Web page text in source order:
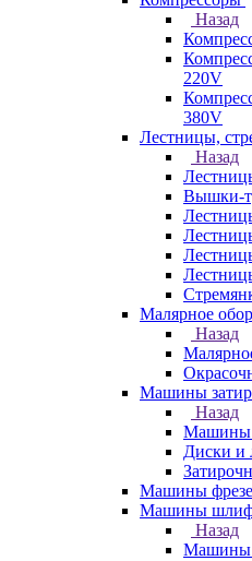
Назад
220V
380V
Лестницы,
Назад
Вышки-
Малярное
Назад
Машины
Назад
Машины
Диски и
Машины
Машины
Назад
Машины